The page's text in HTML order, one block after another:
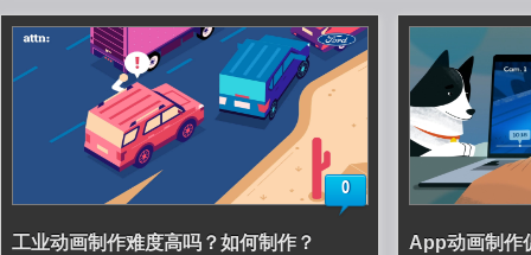
0
工业动画制作难度高吗？如何制作？ App动画制作